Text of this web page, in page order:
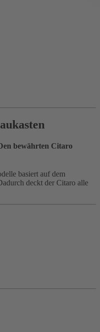
bewährten Citaro
basiert auf dem
deckt der Citaro alle